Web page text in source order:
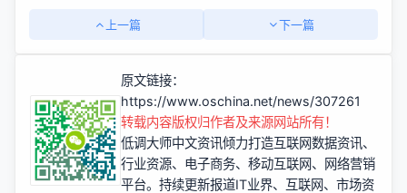
上一篇 下一篇
原文链接：
https://www.oschina.net/news/307261
转载内容版权归作者及来源网站所有！
低调大师中文资讯倾力打造互联网数据资讯、
行业资源、电子商务、移动互联网、网络营销
平台。持续更新报道IT业界、互联网、市场资